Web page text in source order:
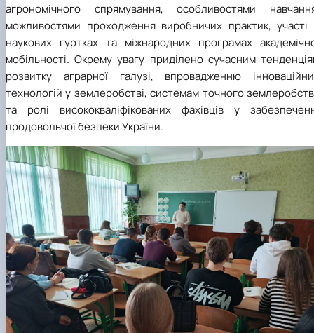
агрономічного спрямування, особливостями
можливостями проходження виробничих практик, участі
наукових гуртках та міжнародних програмах
мобільності. Окрему увагу приділено сучасним
розвитку аграрної галузі, впровадженню
технологій у землеробстві, системам точного
та ролі висококваліфікованих фахівців у
продовольчої безпеки України.